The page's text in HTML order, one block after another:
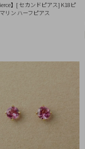
】[ セカンドピアス] K18ピ
リン ハーフピアス